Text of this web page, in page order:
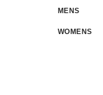
MENS
WOMENS